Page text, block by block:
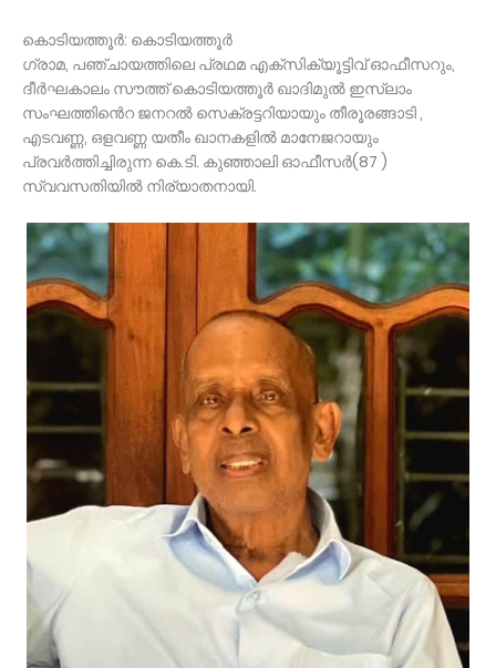
കൊടിയത്തൂർ: കൊടിയത്തൂർ
ഗ്രാമ, പഞ്ചായത്തിലെ പ്രഥമ എക്സിക്യൂട്ടിവ് ഓഫീസറും,
ദീർഘകാലം സൗത്ത് കൊടിയത്തൂർ ഖാദിമുൽ ഇസ്ലാം
സംഘത്തിൻെറ ജനറൽ സെക്രട്ടറിയായും തീരൂരങ്ങാടി ,
എടവണ്ണ, ഒളവണ്ണ യതീം ഖാനകളിൽ മാനേജറായും
പ്രവർത്തിച്ചിരുന്ന കെ.ടി. കുഞ്ഞാലി ഓഫീസർ(87 )
സ്വവസതിയിൽ നിര്യാതനായി.